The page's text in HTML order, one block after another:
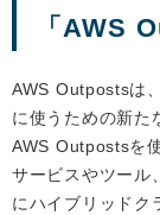
「AWS
AWS Outpostsは
に使うための新た
AWS Outpostsを
サービスやツール
にハイブリッドク